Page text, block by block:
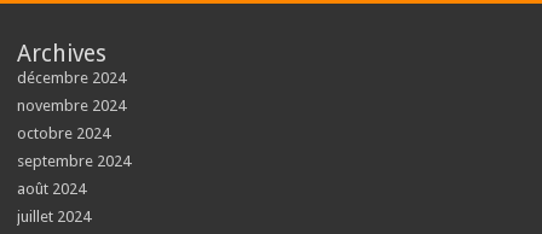
Archives
décembre 2024
novembre 2024
octobre 2024
septembre 2024
août 2024
juillet 2024